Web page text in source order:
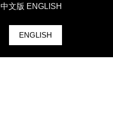
中文版 ENGLISH
ENGLISH